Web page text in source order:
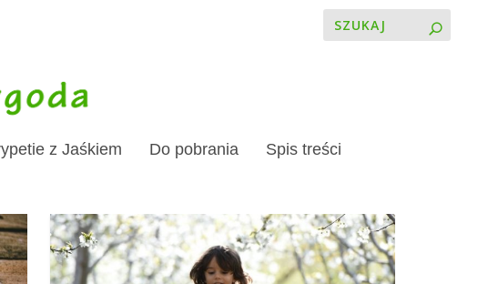
z Jaśkiem Do pobrania Spis treści